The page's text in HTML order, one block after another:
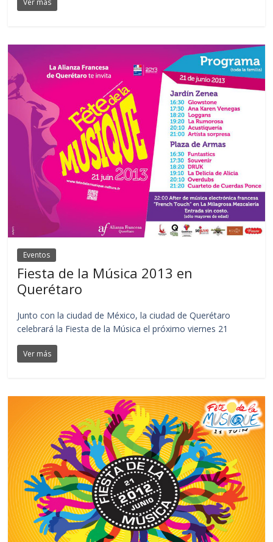
Ver más
Eventos
Fiesta de la Música 2013 en
Querétaro
Junto con la ciudad de México, la ciudad de Querétaro
celebrará la Fiesta de la Música el próximo viernes 21
Ver más